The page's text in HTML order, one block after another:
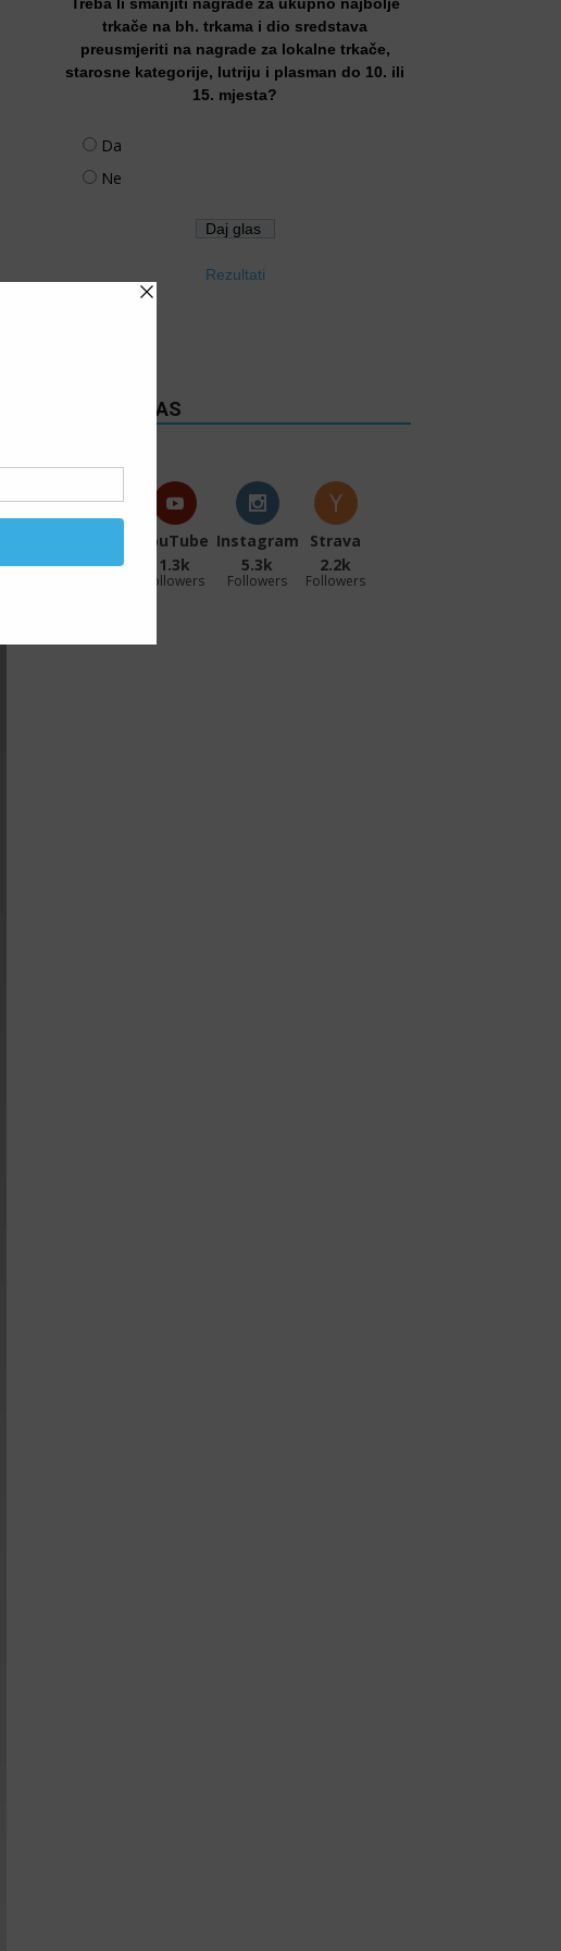
trkače na bh. trkama i dio sredstava
preusmjeriti na nagrade za lokalne trkače,
starosne kategorije, lutriju i plasman do 10. ili
15. mjesta?
Da
Ne
Rezultati
PRATITE NAS
36k Follows
27.1k
YouTube
1.3k
Followers
Instagram
5.3k
Followers
Strava
2.2k
Followers